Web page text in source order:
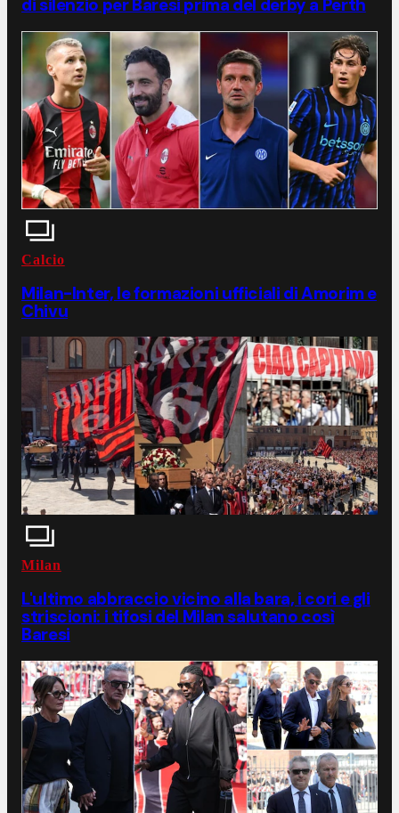
di silenzio per Baresi prima del derby a Perth
Calcio
Milan-Inter, le formazioni ufficiali di Amorim e
Chivu
Milan
L'ultimo abbraccio vicino alla bara, i cori e gli
striscioni: i tifosi del Milan salutano così
Baresi